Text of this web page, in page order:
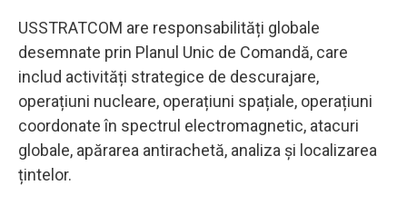
USSTRATCOM are responsabilități globale
desemnate prin Planul Unic de Comandă, care
includ activități strategice de descurajare,
operațiuni nucleare, operațiuni spațiale, operațiuni
coordonate în spectrul electromagnetic, atacuri
globale, apărarea antirachetă, analiza și localizarea
țintelor.